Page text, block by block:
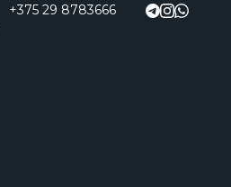
+375 29 8783666